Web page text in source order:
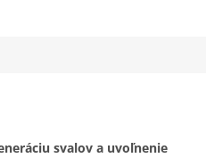
svalov a uvoľnenie